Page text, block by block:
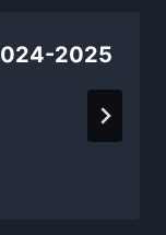
2025